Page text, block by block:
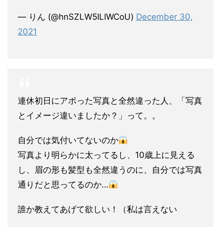
— りん (@hnSZLW5ILIWCoU) December 30,
2021
連休初日にアポった写真と全然違った人、「写真
とイメージ違いましたか？」って。。
自分では気付いてないのか
写真より明らかに太ってるし、10歳上に見える
し、眉の形も髪型も全然違うのに、自分では写真
通りだと思ってるのか…
誰か教えてあげて欲しい！（私は言えない